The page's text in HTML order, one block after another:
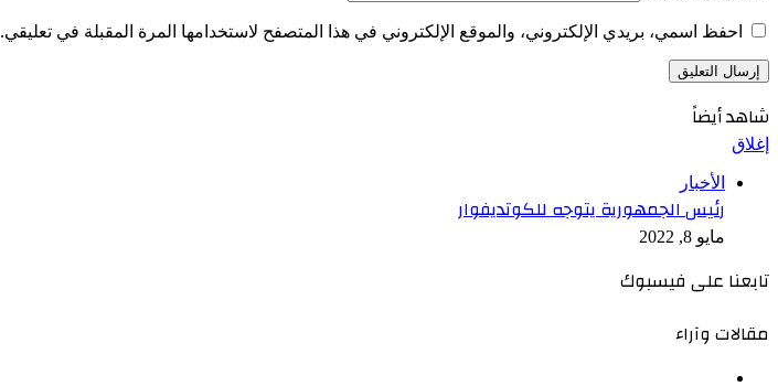
احفظ اسمي، بريدي الإلكتروني، والموقع الإلكتروني في هذا المتصفح لاستخدامها المرة المقبلة في تعليقي.
شاهد أيضاً
إغلاق
الأخبار
رئيس الجمهورية يتوجه للكوتديفوار
مايو 8, 2022
تابعنا على فيسبوك
مقالات وآراء